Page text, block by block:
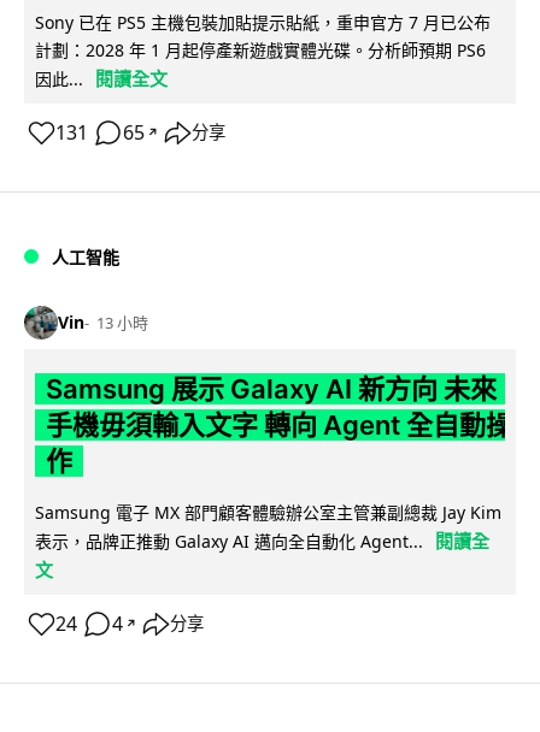
Sony 已在 PS5 主機包裝加貼提示貼紙，重申官方 7 月已公布
計劃：2028 年 1 月起停產新遊戲實體光碟。分析師預期 PS6
因此...
閱讀全文
131 65 ↗ 分享
人工智能
Vin 13 小時
Samsung 展示 Galaxy AI 新方向 未來
手機毋須輸入文字 轉向 Agent 全自動操
作
Samsung 電子 MX 部門顧客體驗辦公室主管兼副總裁 Jay Kim
表示，品牌正推動 Galaxy AI 邁向全自動化 Agent...
閱讀全
文
24 4 ↗ 分享